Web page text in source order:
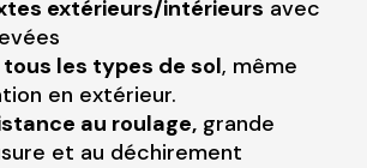
extérieurs/intérieurs avec
tous les types de sol, même
en extérieur.
au roulage, grande
et au déchirement